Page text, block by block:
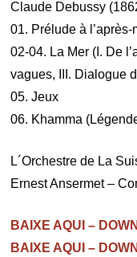
Claude Debussy
01. Prélude à l’après-
02-04. La Mer (I. De
vagues, III. Dialogue
05. Jeux
06. Khamma
L´Orchestre de La
Ernest Ansermet –
BAIXE AQUI –
BAIXE AQUI –